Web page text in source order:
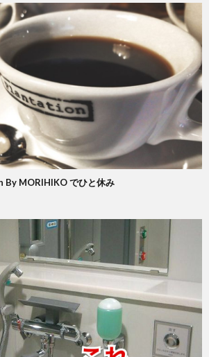
By MORIHIKO でひと休み